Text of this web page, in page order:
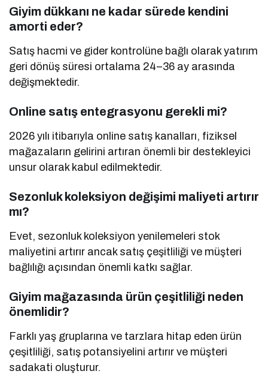
Giyim dükkanı ne kadar sürede kendini
amorti eder?
Satış hacmi ve gider kontrolüne bağlı olarak yatırım
geri dönüş süresi ortalama 24–36 ay arasında
değişmektedir.
Online satış entegrasyonu gerekli mi?
2026 yılı itibarıyla online satış kanalları, fiziksel
mağazaların gelirini artıran önemli bir destekleyici
unsur olarak kabul edilmektedir.
Sezonluk koleksiyon değişimi maliyeti artırır
mı?
Evet, sezonluk koleksiyon yenilemeleri stok
maliyetini artırır ancak satış çeşitliliği ve müşteri
bağlılığı açısından önemli katkı sağlar.
Giyim mağazasında ürün çeşitliliği neden
önemlidir?
Farklı yaş gruplarına ve tarzlara hitap eden ürün
çeşitliliği, satış potansiyelini artırır ve müşteri
sadakati oluşturur.